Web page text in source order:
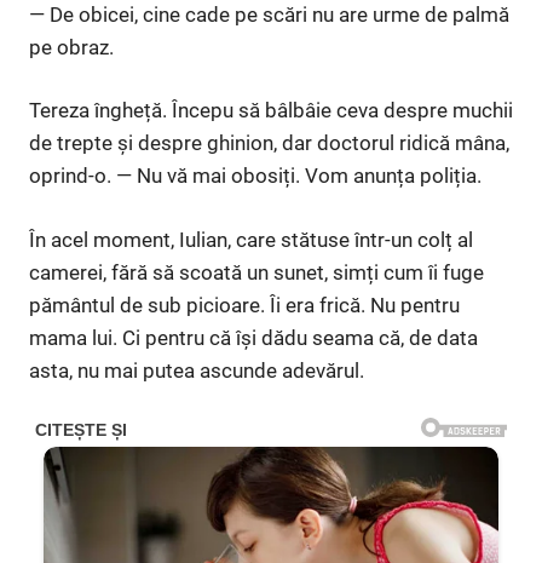
— De obicei, cine cade pe scări nu are urme de palmă
pe obraz.
Tereza îngheță. Începu să bâlbâie ceva despre muchii
de trepte și despre ghinion, dar doctorul ridică mâna,
oprind-o. — Nu vă mai obosiți. Vom anunța poliția.
În acel moment, Iulian, care stătuse într-un colț al
camerei, fără să scoată un sunet, simți cum îi fuge
pământul de sub picioare. Îi era frică. Nu pentru
mama lui. Ci pentru că își dădu seama că, de data
asta, nu mai putea ascunde adevărul.